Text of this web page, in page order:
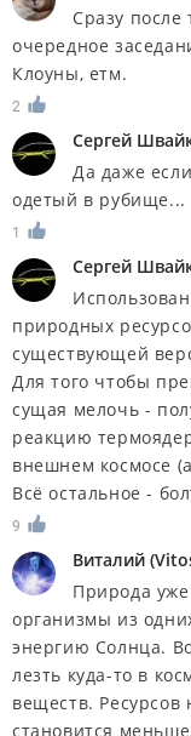
Сразу после
очередное
Клоуны, етм.
2
Сергей
Да даже
одетый в рубище...
1
Сергей
природных
существующей
Для того чтобы
сущая мелочь -
реакцию
внешнем космосе
Всё остальное -
9
Виталий (
Природа
организмы из
энергию Солнца.
лезть куда-то в
веществ.
становится